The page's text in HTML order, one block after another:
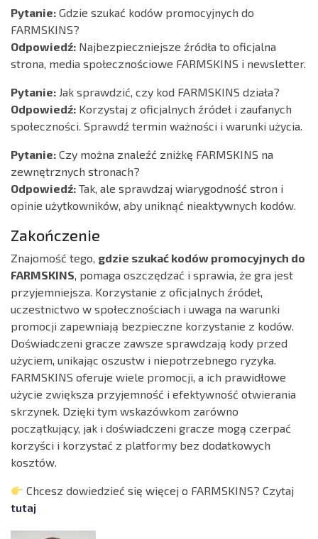
Pytanie: Gdzie szukać kodów promocyjnych do
FARMSKINS?
Odpowiedź: Najbezpieczniejsze źródła to oficjalna
strona, media społecznościowe FARMSKINS i newsletter.
Pytanie: Jak sprawdzić, czy kod FARMSKINS działa?
Odpowiedź: Korzystaj z oficjalnych źródeł i zaufanych
społeczności. Sprawdź termin ważności i warunki użycia.
Pytanie: Czy można znaleźć zniżkę FARMSKINS na
zewnętrznych stronach?
Odpowiedź: Tak, ale sprawdzaj wiarygodność stron i
opinie użytkowników, aby uniknąć nieaktywnych kodów.
Zakończenie
Znajomość tego, gdzie szukać kodów promocyjnych do
FARMSKINS, pomaga oszczędzać i sprawia, że gra jest
przyjemniejsza. Korzystanie z oficjalnych źródeł,
uczestnictwo w społecznościach i uwaga na warunki
promocji zapewniają bezpieczne korzystanie z kodów.
Doświadczeni gracze zawsze sprawdzają kody przed
użyciem, unikając oszustw i niepotrzebnego ryzyka.
FARMSKINS oferuje wiele promocji, a ich prawidłowe
użycie zwiększa przyjemność i efektywność otwierania
skrzynek. Dzięki tym wskazówkom zarówno
początkujący, jak i doświadczeni gracze mogą czerpać
korzyści i korzystać z platformy bez dodatkowych
kosztów.
Chcesz dowiedzieć się więcej o FARMSKINS? Czytaj
tutaj